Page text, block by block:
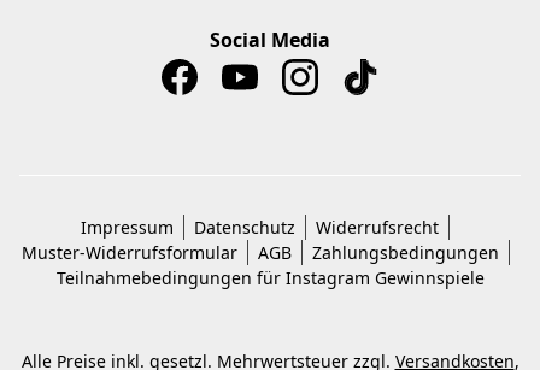
Social Media
Impressum Datenschutz
Widerrufsrecht
Muster-Widerrufsformular
AGB
Zahlungsbedingungen
Teilnahmebedingungen für Instagram Gewinnspiele
Alle Preise inkl. gesetzl. Mehrwertsteuer zzgl. Versandkosten,